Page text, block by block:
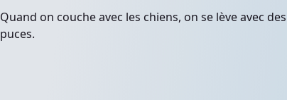
Quand on couche avec les chiens, on se lève avec des
puces.